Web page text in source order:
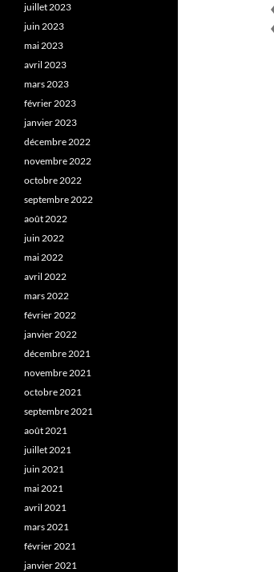
juillet 2023
juin 2023
mai 2023
avril 2023
mars 2023
février 2023
janvier 2023
décembre 2022
novembre 2022
octobre 2022
septembre 2022
août 2022
juin 2022
mai 2022
avril 2022
mars 2022
février 2022
janvier 2022
décembre 2021
novembre 2021
octobre 2021
septembre 2021
août 2021
juillet 2021
juin 2021
mai 2021
avril 2021
mars 2021
février 2021
janvier 2021